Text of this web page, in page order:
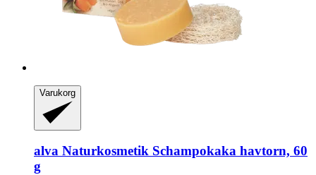
Varukorg
alva Naturkosmetik Schampokaka havtorn, 60
g